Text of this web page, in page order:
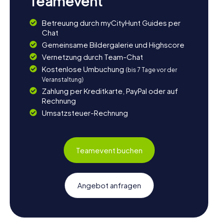
Betreuung durch myCityHunt Guides per
Chat
Gemeinsame Bildergalerie und Highscore
Vernetzung durch Team-Chat
Kostenlose Umbuchung (bis 7 Tage vor der
Veranstaltung)
Zahlung per Kreditkarte, PayPal oder auf
Rechnung
Umsatzsteuer-Rechnung
Teamevent buchen
Angebot anfragen